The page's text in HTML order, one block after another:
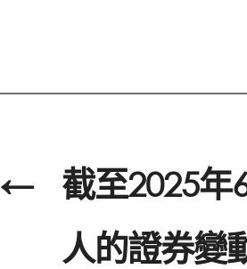
←
截至2025年
人的證券變